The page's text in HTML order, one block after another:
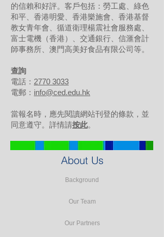
的信賴和好評。客戶包括：勞工處、綠色
和平、香港明愛、香港樂施會、香港基督
教女青年會、循道衛理楊震社會服務處、
富士電機（香港）、交通銀行、信滙會計
師事務所、澳門高美好食品有限公司等。
查詢
電話： 2770 3033
電郵： info@ced.edu.hk
當報名時，應先閱讀網站刊登的條款，並
同意遵守。詳情請按此。
About Us
Background
Our Team
Our Partners